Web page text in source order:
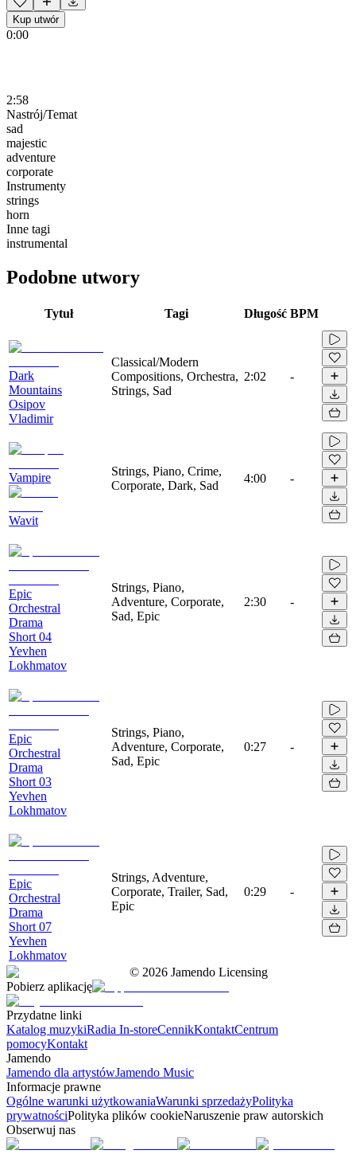
Kup utwór
0:00
2:58
Nastrój/Temat
sad
majestic
adventure
corporate
Instrumenty
strings
horn
Inne tagi
instrumental
Podobne utwory
Tytuł Tagi Długość BPM
Dark
Mountains
Osipov
Vladimir
Classical/Modern
Compositions, Orchestra,
Strings, Sad
2:02 -
Vampire
Wavit
Strings, Piano, Crime,
Corporate, Dark, Sad
4:00 -
Epic
Orchestral
Drama
Short 04
Yevhen
Lokhmatov
Strings, Piano,
Adventure, Corporate,
Sad, Epic
2:30 -
Epic
Orchestral
Drama
Short 03
Yevhen
Lokhmatov
Strings, Piano,
Adventure, Corporate,
Sad, Epic
0:27 -
Epic
Orchestral
Drama
Short 07
Yevhen
Lokhmatov
Strings, Adventure,
Corporate, Trailer, Sad,
Epic
0:29 -
© 2026 Jamendo Licensing
Pobierz aplikację
Przydatne linki
Katalog muzykiRadia In-storeCennikKontaktCentrum
pomocyKontakt
Jamendo
Jamendo dla artystówJamendo Music
Informacje prawne
Ogólne warunki użytkowaniaWarunki sprzedażyPolityka
prywatnościPolityka plików cookieNaruszenie praw autorskich
Obserwuj nas